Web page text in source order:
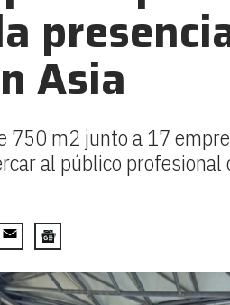
Asia
750 m2 junto a 17
al público
Email